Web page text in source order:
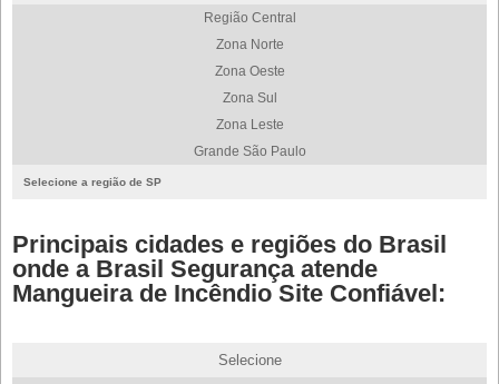
Região Central
Zona Norte
Zona Oeste
Zona Sul
Zona Leste
Grande São Paulo
Selecione a região de SP
Principais cidades e regiões do Brasil
onde a Brasil Segurança atende
Mangueira de Incêndio Site Confiável:
Selecione